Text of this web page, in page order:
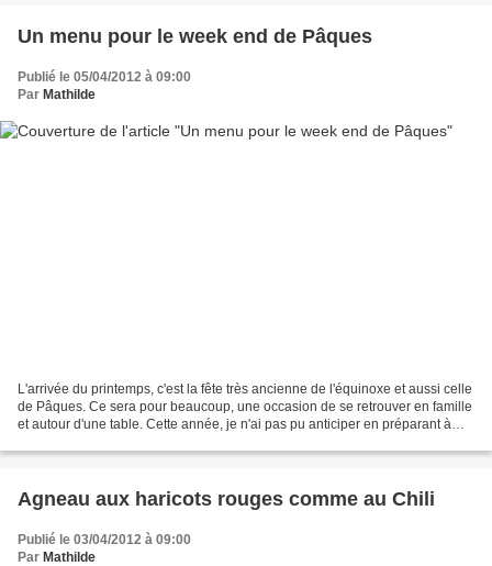
Un menu pour le week end de Pâques
Publié le 05/04/2012 à 09:00
Par Mathilde
L'arrivée du printemps, c'est la fête très ancienne de l'équinoxe et aussi celle
de Pâques. Ce sera pour beaucoup, une occasion de se retrouver en famille
et autour d'une table. Cette année, je n'ai pas pu anticiper en préparant à
Agneau aux haricots rouges comme au Chili
Publié le 03/04/2012 à 09:00
Par Mathilde